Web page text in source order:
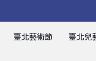
臺北藝術節 臺北兒